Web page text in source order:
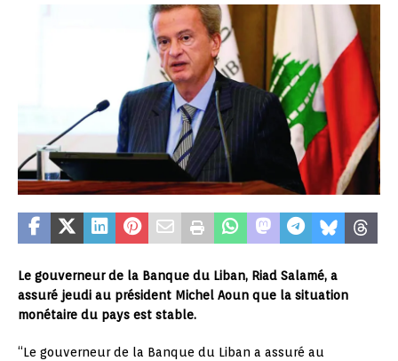
Le gouverneur de la Banque du Liban, Riad Salamé, a
assuré jeudi au président Michel Aoun que la situation
monétaire du pays est stable.
“Le gouverneur de la Banque du Liban a assuré au